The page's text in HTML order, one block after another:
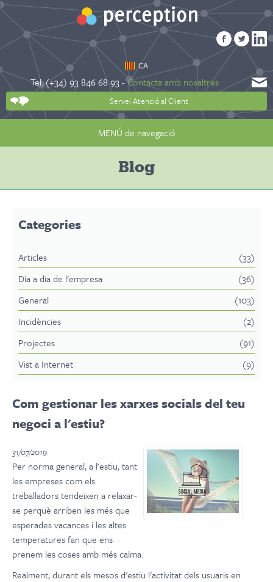
CA
Tel. (+34) 93 846 68 93 -Contacta amb nosaltres
Servei Atenció al Client
MENÚ de navegació
Blog
Categories
Articles
(33)
Dia a dia de l'empresa
(36)
General
(103)
Incidències
(2)
Projectes
(91)
Vist a Internet
(9)
Com gestionar les xarxes socials del teu
negoci a l'estiu?
31/07/2019
Per norma general, a l'estiu, tant
les empreses com els
treballadors tendeixen a relaxar-
se perquè arriben les més que
esperades vacances i les altes
temperatures fan que ens
prenem les coses amb més calma.
Realment, durant els mesos d'estiu l'activitat dels usuaris en